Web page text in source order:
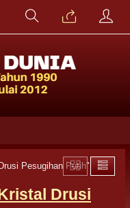
Pesugihan Putih"
Drusi